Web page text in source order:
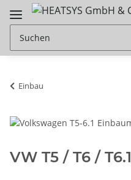
Einbau
VW T5 / T6 / T6.1